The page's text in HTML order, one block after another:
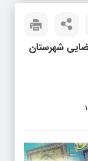
شهرستان